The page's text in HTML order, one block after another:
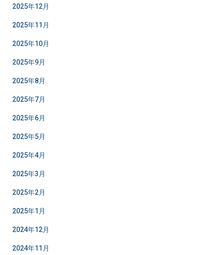
2025年12月
2025年11月
2025年10月
2025年9月
2025年8月
2025年7月
2025年6月
2025年5月
2025年4月
2025年3月
2025年2月
2025年1月
2024年12月
2024年11月